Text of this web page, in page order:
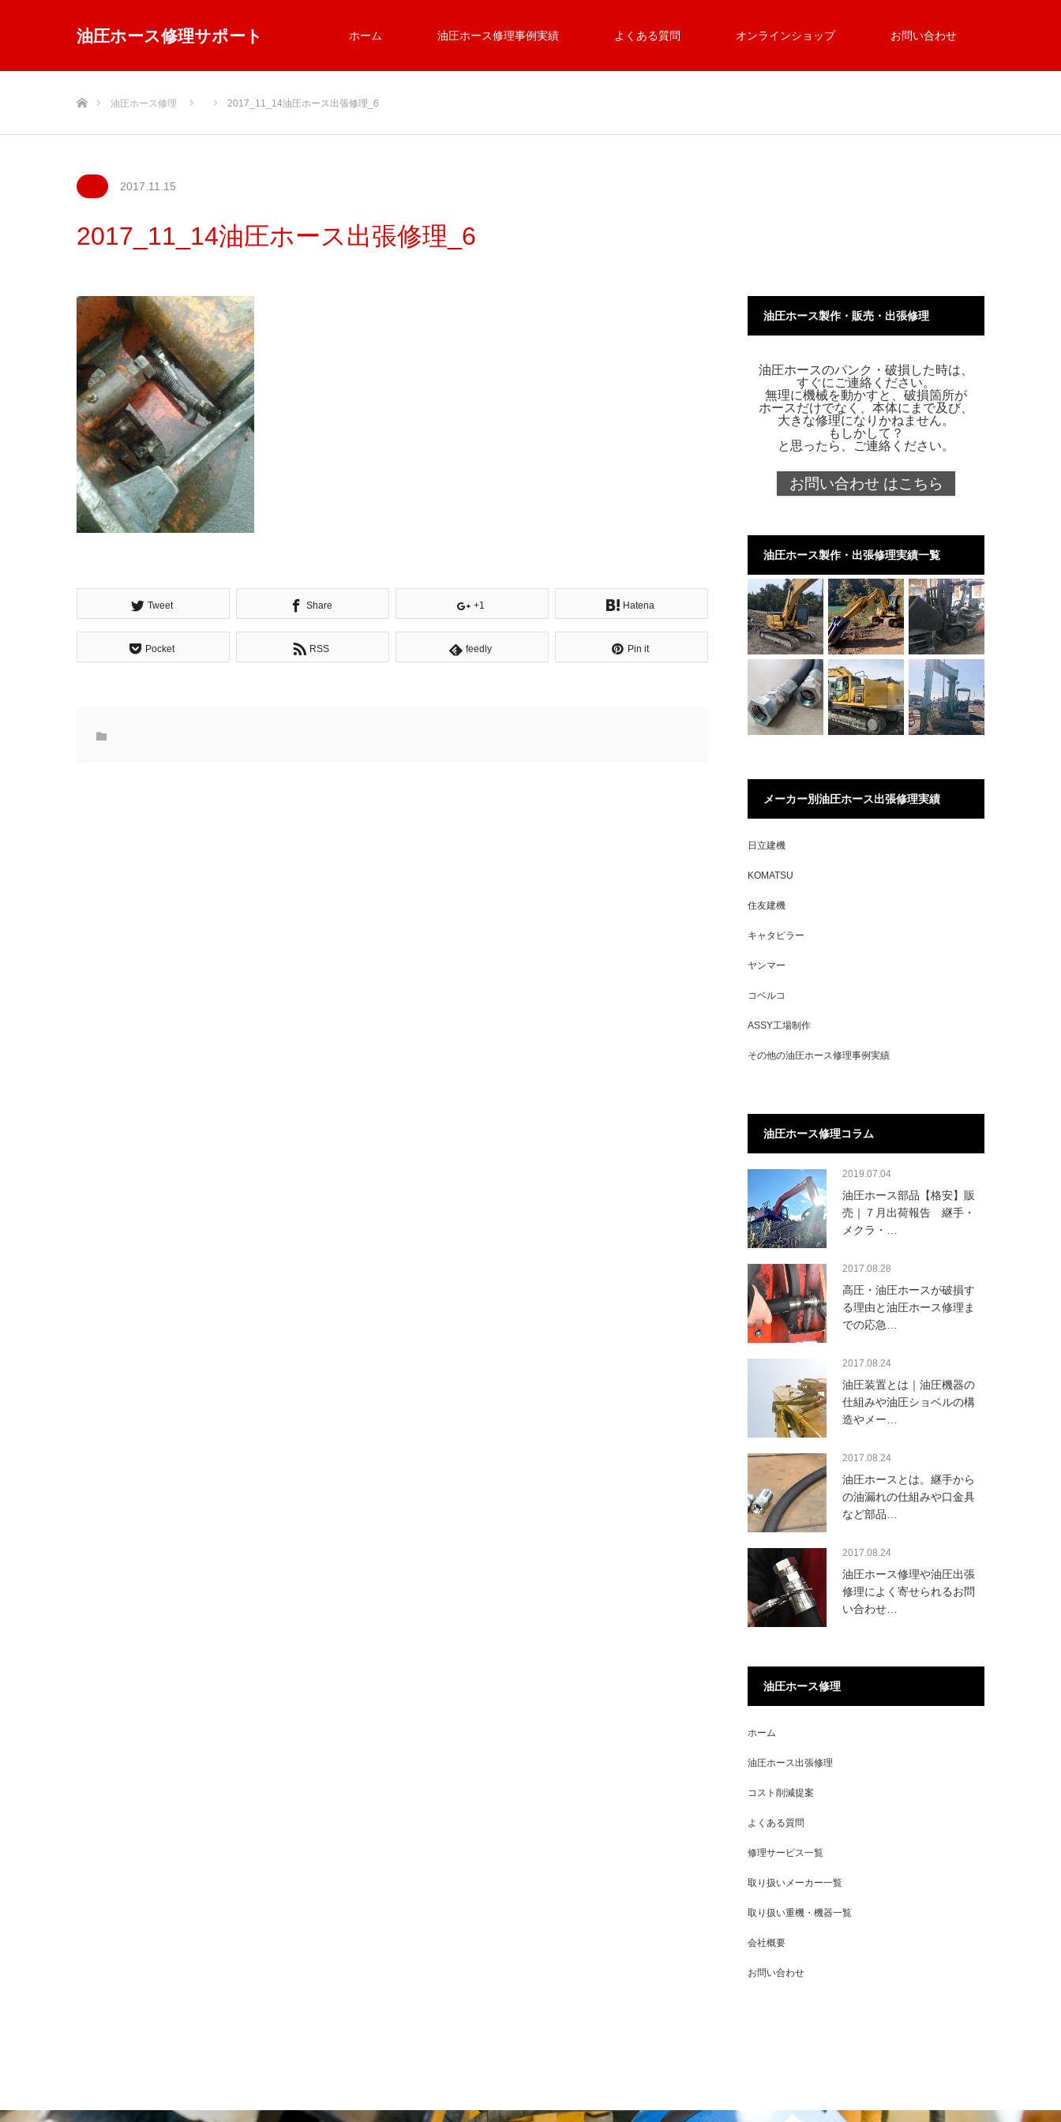
油圧ホース修理サポート ホーム 油圧ホース修理事例実績 よくある質問 オンラインショップ お問い合わせ
油圧ホース修理 2017_11_14油圧ホース出張修理_6
2017.11.15
2017_11_14油圧ホース出張修理_6
Tweet Share +1 Hatena
Pocket RSS feedly Pin it
油圧ホース製作・販売・出張修理
油圧ホースのパンク・破損した時は、
すぐにご連絡ください。
無理に機械を動かすと、破損箇所が
ホースだけでなく、本体にまで及び、
大きな修理になりかねません。
もしかして？
と思ったら、ご連絡ください。
お問い合わせ はこちら
油圧ホース製作・出張修理実績一覧
メーカー別油圧ホース出張修理実績
日立建機
KOMATSU
住友建機
キャタピラー
ヤンマー
コベルコ
ASSY工場制作
その他の油圧ホース修理事例実績
油圧ホース修理コラム
2019.07.04
油圧ホース部品【格安】販
売｜７月出荷報告 継手・
メクラ・…
2017.08.28
高圧・油圧ホースが破損す
る理由と油圧ホース修理ま
での応急…
2017.08.24
油圧装置とは｜油圧機器の
仕組みや油圧ショベルの構
造やメー…
2017.08.24
油圧ホースとは。継手から
の油漏れの仕組みや口金具
など部品…
2017.08.24
油圧ホース修理や油圧出張
修理によく寄せられるお問
い合わせ…
油圧ホース修理
ホーム
油圧ホース出張修理
コスト削減提案
よくある質問
修理サービス一覧
取り扱いメーカー一覧
取り扱い重機・機器一覧
会社概要
お問い合わせ